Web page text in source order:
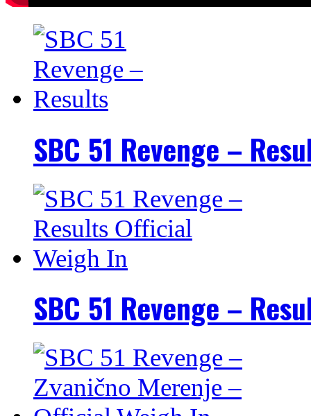
SBC 51 Revenge –
SBC 51 Revenge –